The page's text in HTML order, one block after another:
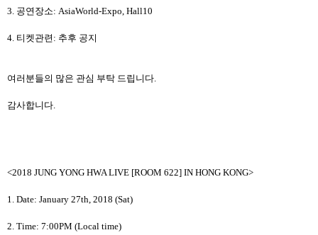
3. 공연장소: AsiaWorld-Expo, Hall10
4. 티켓관련 : 추후 공지
여러분들의 많은 관심 부탁 드립니다.
감사합니다.
<2018 JUNG YONG HWA LIVE [ROOM 622] IN HONG KONG>
1. Date: January 27th, 2018 (Sat)
2. Time: 7:00PM (Local time)